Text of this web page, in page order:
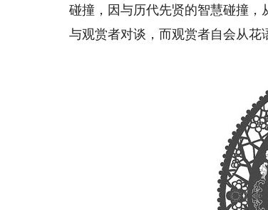
碰撞，因与历代先贤的智慧碰撞
与观赏者对谈，而观赏者自会从花